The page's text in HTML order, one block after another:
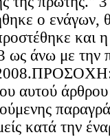
ο ενάγων,
και
ως άνω με την
αυτού άρθρου
κατά την